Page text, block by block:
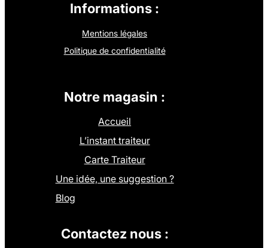
Informations :
Mentions légales
Politique de confidentialité
Notre magasin :
Accueil
L’instant traiteur
Carte Traiteur
Une idée, une suggestion ?
Blog
Contactez nous :